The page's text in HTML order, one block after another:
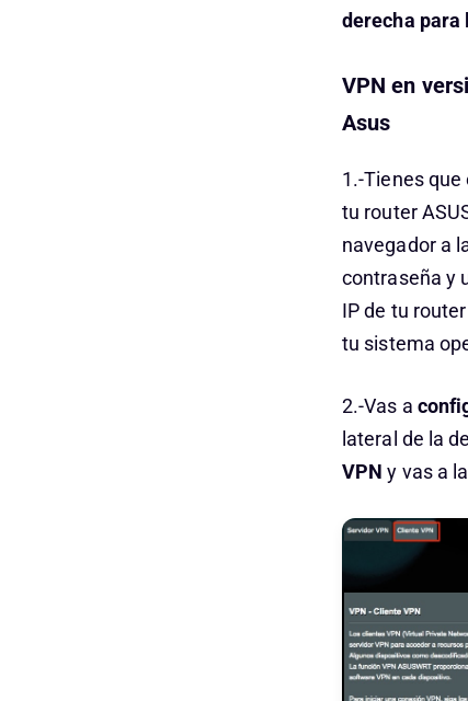
derecha para
VPN en
Asus
1.-Tienes
tu router
navegador a
contraseña y
IP de tu
tu sistema
2.-Vas a
lateral de la
VPN y vas a